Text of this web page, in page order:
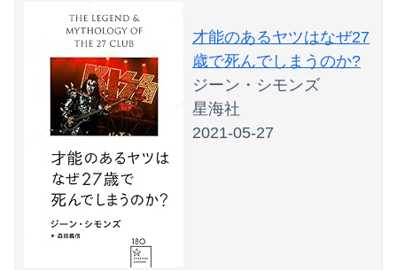
才能のあるヤツはなぜ27
歳で死んでしまうのか?
ジーン・シモンズ
星海社
2021-05-27